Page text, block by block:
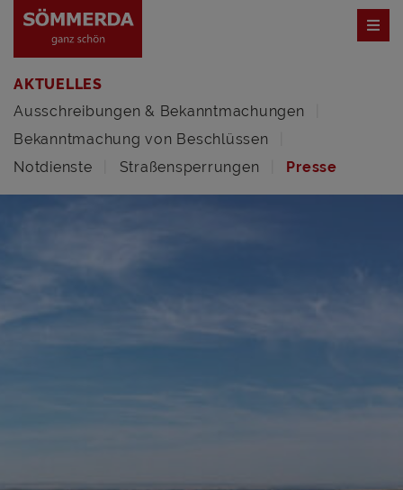
AKTUELLES
Ausschreibungen & Bekanntmachungen
Bekanntmachung von Beschlüssen
Notdienste
Straßensperrungen Presse